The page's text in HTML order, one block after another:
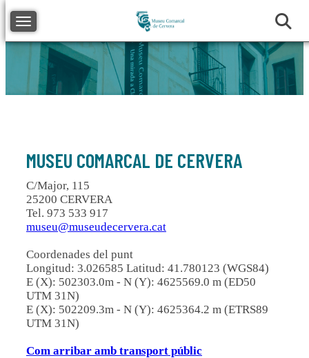
Toggle navigation
MUSEU COMARCAL DE CERVERA
C/Major, 115
25200 CERVERA
Tel. 973 533 917
museu@museudecervera.cat
Coordenades del punt
Longitud: 3.026585 Latitud: 41.780123 (WGS84)
E (X): 502303.0m - N (Y): 4625569.0 m (ED50
UTM 31N)
E (X): 502209.3m - N (Y): 4625364.2 m (ETRS89
UTM 31N)
Com arribar amb transport públic